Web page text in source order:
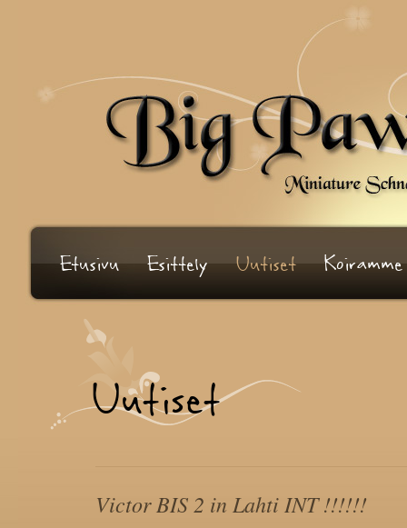
Etusivu Esittely Uutiset Koiramme
Uutiset
Victor BIS 2 in Lahti INT !!!!!!